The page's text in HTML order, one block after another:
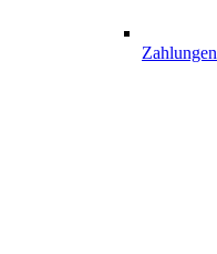
Zahlungen